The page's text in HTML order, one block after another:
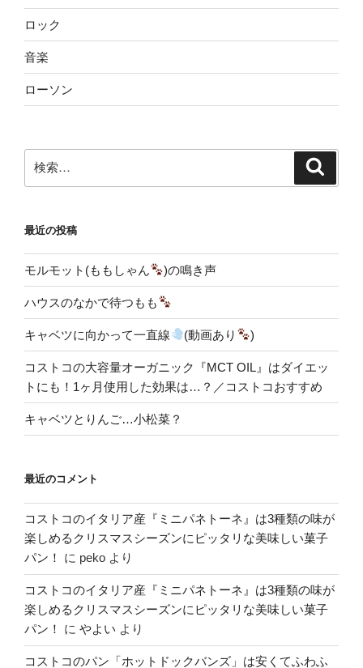
ロック
音楽
ローソン
索:
最近の投稿
モルモット(ももしゃん )の鳴き声
ハウスのなかで待つもも
キャベツに向かって一直線 (動画あり )
コストコの大容量オーガニック『MCT OIL』はダイエッ
トにも！1ヶ月使用した効果は…？／コストコおすすめ
キャベツとりんご…小松菜？
最近のコメント
コストコのイタリア産『ミニパネトーネ』は3種類の味が
楽しめるクリスマスシーズンにピッタリな美味しい菓子
パン！
に peko より
コストコのイタリア産『ミニパネトーネ』は3種類の味が
楽しめるクリスマスシーズンにピッタリな美味しい菓子
パン！
に やよい より
コストコのパン「ホットドックバンズ」は安くてふわふ